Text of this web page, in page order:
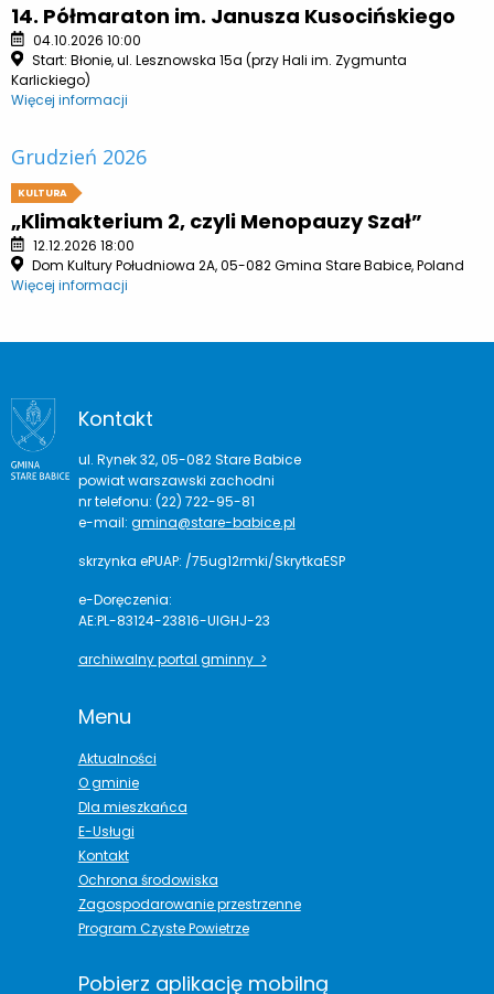
14. Półmaraton im. Janusza Kusocińskiego
04.10.2026 10:00
Start: Błonie, ul. Lesznowska 15a (przy Hali im. Zygmunta
Karlickiego)
Więcej informacji
Grudzień 2026
KULTURA
„Klimakterium 2, czyli Menopauzy Szał”
12.12.2026 18:00
Dom Kultury Południowa 2A, 05-082 Gmina Stare Babice, Poland
Więcej informacji
Kontakt
ul. Rynek 32, 05-082 Stare Babice
powiat warszawski zachodni
nr telefonu: (22) 722-95-81
e-mail: gmina@stare-babice.pl
skrzynka ePUAP: /75ug12rmki/SkrytkaESP
e-Doręczenia:
AE:PL-83124-23816-UIGHJ-23
archiwalny portal gminny >
Menu
Aktualności
O gminie
Dla mieszkańca
E-Usługi
Kontakt
Ochrona środowiska
Zagospodarowanie przestrzenne
Program Czyste Powietrze
Pobierz aplikację mobilną